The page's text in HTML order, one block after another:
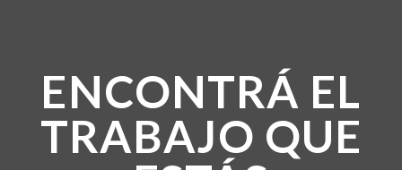
ENCONTRÁ EL
TRABAJO QUE